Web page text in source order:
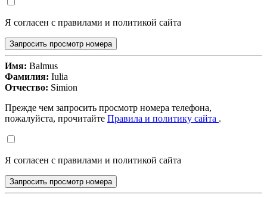
Я согласен с правилами и политикой сайта
Запросить просмотр номера
Имя: Balmus
Фамилия: Iulia
Отчество: Simion
Прежде чем запросить просмотр номера телефона,
пожалуйста, прочитайте Правила и политику сайта .
Я согласен с правилами и политикой сайта
Запросить просмотр номера